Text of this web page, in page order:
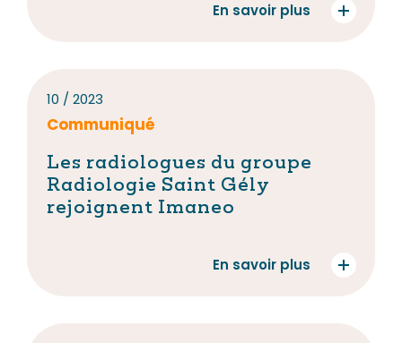
En savoir plus
10 / 2023
Communiqué
Les radiologues du groupe
Radiologie Saint Gély
rejoignent Imaneo
En savoir plus